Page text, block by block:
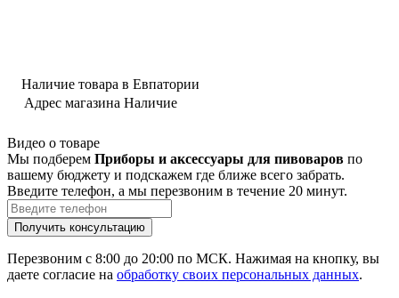
Наличие товара в Евпатории
Адрес магазина Наличие
Видео о товаре
Мы подберем Приборы и аксессуары для пивоваров по
вашему бюджету и подскажем где ближе всего забрать.
Введите телефон, а мы перезвоним в течение 20 минут.
Перезвоним с 8:00 до 20:00 по МСК. Нажимая на кнопку, вы
даете согласие на обработку своих персональных данных.